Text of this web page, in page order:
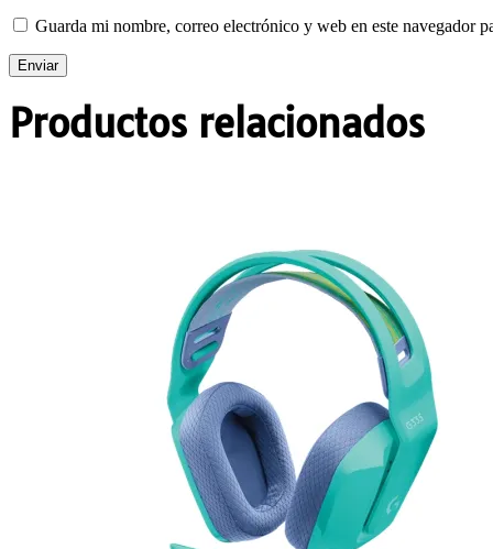
Guarda mi nombre, correo electrónico y web en este navegador
Productos relacionados